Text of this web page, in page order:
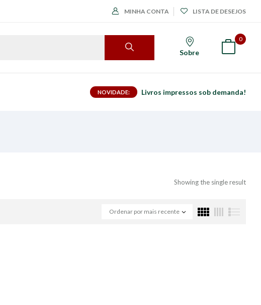
MINHA CONTA LISTA DE DESEJOS
Sobre
0
NOVIDADE: Livros impressos sob demanda!
Showing the single result
Ordenar por mais recente